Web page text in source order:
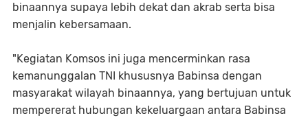
binaannya supaya lebih dekat dan akrab serta bisa
menjalin kebersamaan.
"Kegiatan Komsos ini juga mencerminkan rasa
kemanunggalan TNI khususnya Babinsa dengan
masyarakat wilayah binaannya, yang bertujuan untuk
mempererat hubungan kekeluargaan antara Babinsa